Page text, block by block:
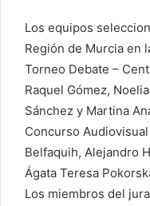
Los equipos
Región de Murcia en
Torneo Debate –
Raquel Gómez,
Sánchez y Martina
Concurso
Belfaquih, Alejandro
Ágata Teresa
Los miembros del